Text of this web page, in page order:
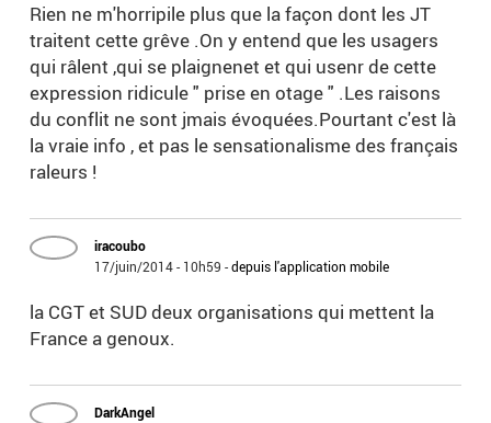
Rien ne m'horripile plus que la façon dont les JT
traitent cette grêve .On y entend que les usagers
qui râlent ,qui se plaignenet et qui usenr de cette
expression ridicule " prise en otage " .Les raisons
du conflit ne sont jmais évoquées.Pourtant c'est là
la vraie info , et pas le sensationalisme des français
raleurs !
iracoubo
17/juin/2014 - 10h59 -depuis l'application mobile
la CGT et SUD deux organisations qui mettent la
France a genoux.
DarkAngel